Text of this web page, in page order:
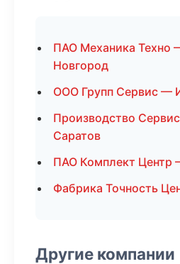
ПАО Механика Техно
Новгород
ООО Групп Сервис —
Производство
Саратов
ПАО Комплект Центр
Фабрика Точность
Другие компании